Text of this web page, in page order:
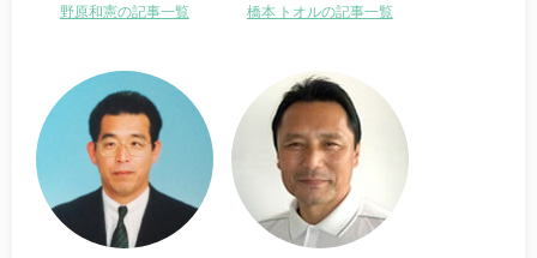
野原和憲の記事一覧 橋本 トオルの記事一覧